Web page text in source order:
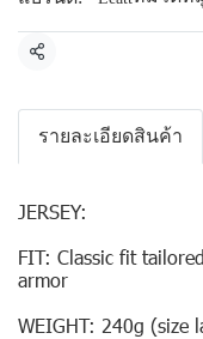
แชร์
รายละเอียดสินค้า
JERSEY:
FIT: Classic fit
armor
WEIGHT: 240g (size